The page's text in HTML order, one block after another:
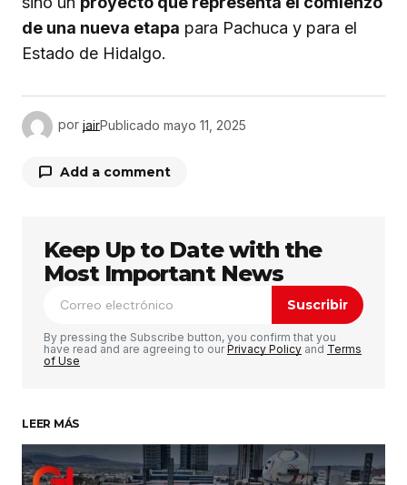
de una nueva etapa para Pachuca y para el
Estado de Hidalgo.
por jairPublicado mayo 11, 2025
Add a comment
Tu dirección de correo electrónico no será
publicada. Los campos obligatorios están
marcados con *
Comentario *
Su nombre*
Keep Up to Date with the
Most Important News
Suscribir
By pressing the Subscribe button, you confirm that you
have read and are agreeing to ourPrivacy Policy and Terms
of Use
LEER MÁS